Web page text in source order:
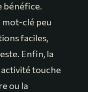
bénéfice.
mot-clé peu
faciles,
Enfin, la
touche
ou la